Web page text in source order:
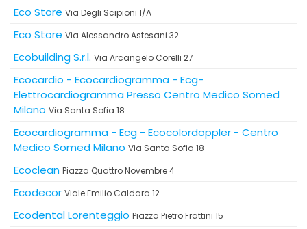
Eco Store Via Degli Scipioni 1/A
Eco Store Via Alessandro Astesani 32
Ecobuilding S.r.l. Via Arcangelo Corelli 27
Ecocardio - Ecocardiogramma - Ecg-
Elettrocardiogramma Presso Centro Medico Somed
Milano Via Santa Sofia 18
Ecocardiogramma - Ecg - Ecocolordoppler - Centro
Medico Somed Milano Via Santa Sofia 18
Ecoclean Piazza Quattro Novembre 4
Ecodecor Viale Emilio Caldara 12
Ecodental Lorenteggio Piazza Pietro Frattini 15